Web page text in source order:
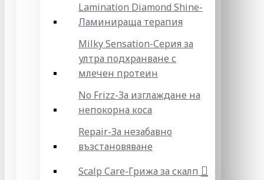
Lamination Diamond Shine-
Ламинираща терапия
Milky Sensation-Серия за
ултра подхранване с
млечен протеин
No Frizz-За изглаждане на
непокорна коса
Repair-За незабавно
възстановяване
Scalp Care-Грижа за скалп